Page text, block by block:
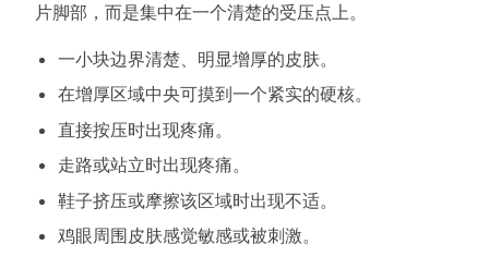
片脚部，而是集中在一个清楚的受压点上。
一小块边界清楚、明显增厚的皮肤。
在增厚区域中央可摸到一个紧实的硬核。
直接按压时出现疼痛。
走路或站立时出现疼痛。
鞋子挤压或摩擦该区域时出现不适。
鸡眼周围皮肤感觉敏感或被刺激。